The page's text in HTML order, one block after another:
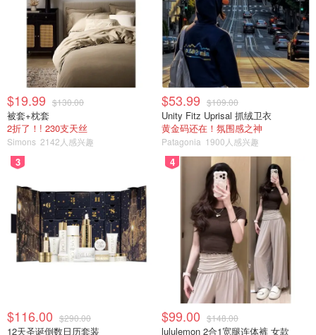
难民降最明显，2024年占15%，2025年只11%，其他类别
稳定：经济移民2024年63%、2025年65%，家庭团聚2024
年20%、2025年21%。经济移民里，Ontario只降1.5%，
Quebec降28%、Prairies降23%。
难民和省份变化
Ontario难民永久居民降40%，Quebec降58%，
Newfoundland and Labrador 72%、Manitoba 27%、B.C.
37%、Alberta 7.5%。
经济移民全国降13%，Newfoundland and Labrador反涨
36%。Jedwab说：“第一季度数据看，难民减幅最夸张。
Canada有重要人道传统，政府老说这点，但这大砍对人道
承诺啥影响，得搞清。”
边境庇护申请也少，机场从1.34万降到3340（75%），其
$19.99 $130.00
被套+枕套
2折了！! 230支天丝
Simons 2142人感兴趣
$53.99 $109.00
Unity Fitz Uprisal 抓绒卫衣
黄金码还在！氛围感之神
Patagonia 1900人感兴趣
3
$116.00 $290.00
12天圣诞倒数日历套装
4
$99.00 $148.00
lululemon 2合1宽腿连体裤 女款